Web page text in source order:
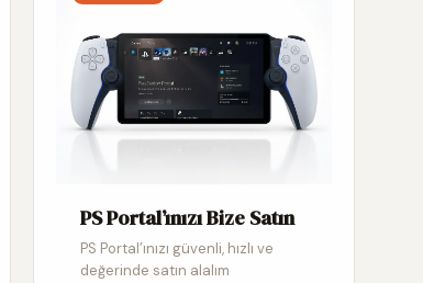
PS Portal’ınızı Bize Satın
PS Portal’ınızı güvenli, hızlı ve
değerinde satın alalım